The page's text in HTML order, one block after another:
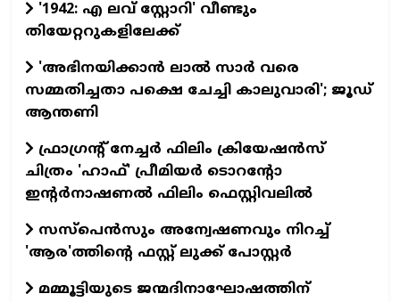
'1942: എ ലവ് സ്റ്റോറി' വീണ്ടും
തിയേറ്ററുകളിലേക്ക്
'അഭിനയിക്കാന്‍ ലാല്‍ സാര്‍ വരെ
സമ്മതിച്ചതാ പക്ഷെ ചേച്ചി കാലുവാരി'; ജൂഡ്
ആന്തണി
ഫ്രാഗ്രന്റ് നേച്ചര്‍ ഫിലിം ക്രിയേഷന്‍സ്
ചിത്രം 'ഹാഫ്' പ്രീമിയര്‍ ടൊറന്റോ
ഇന്റര്‍നാഷണല്‍ ഫിലിം ഫെസ്റ്റിവലില്‍
സസ്പെന്‍സും അന്വേഷണവും നിറച്ച്
'ആര'ത്തിന്റെ ഫസ്റ്റ് ലുക്ക് പോസ്റ്റര്‍
മമ്മൂട്ടിയുടെ ജന്മദിനാഘോഷത്തിന്